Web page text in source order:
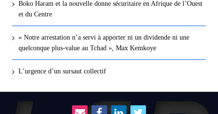
Boko Haram et la nouvelle donne sécuritaire en Afrique de l’Ouest
et du Centre
« Notre arrestation n’a servi à apporter ni un dividende ni une
quelconque plus-value au Tchad », Max Kemkoye
L’urgence d’un sursaut collectif